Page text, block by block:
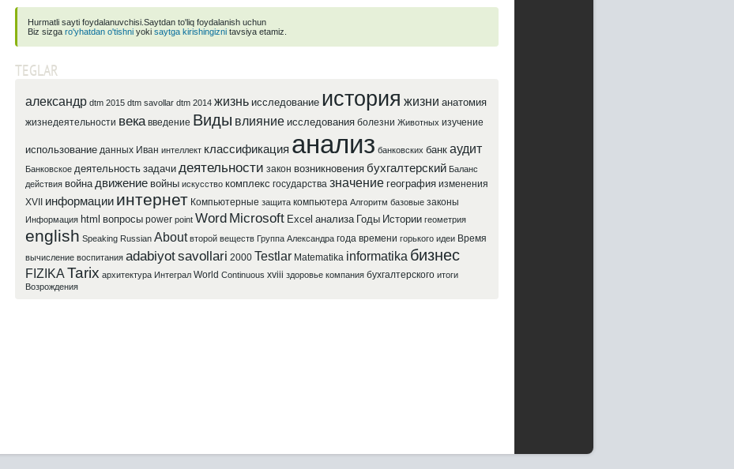
Hurmatli sayti foydalanuvchisi.Saytdan to'liq foydalanish uchun
Biz sizga ro'yhatdan o'tishniyoki saytga kirishingiznitavsiya etamiz.
TEGLAR
александр dtm 2015 dtm savollar dtm 2014 жизнь исследование история жизни анатомия
жизнедеятельности века введение Виды влияние исследования болезни Животных изучение
использование данных Иван интеллект классификация анализ банковских банк аудит
Банковское деятельность задачи деятельности закон возникновения бухгалтерский Баланс
действия война движение войны искусство комплекс государства значение география изменения
XVII
информации интернет Компьютерные защита компьютера Алгоритм базовые законы
Информация html вопросы power point Word Microsoft Excel анализа Годы Истории геометрия
english Speaking Russian About второй веществ Группа Александра года времени горького идеи Время
вычисление воспитания adabiyotsavollari 2000 Testlar Matematika informatika бизнес
FIZIKA Tarix архитектура Интеграл World Continuous xviii здоровье компания бухгалтерского итоги
Возрождения